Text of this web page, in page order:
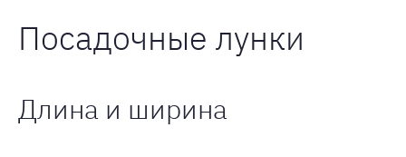
Посадочные лунки
Длина и ширина